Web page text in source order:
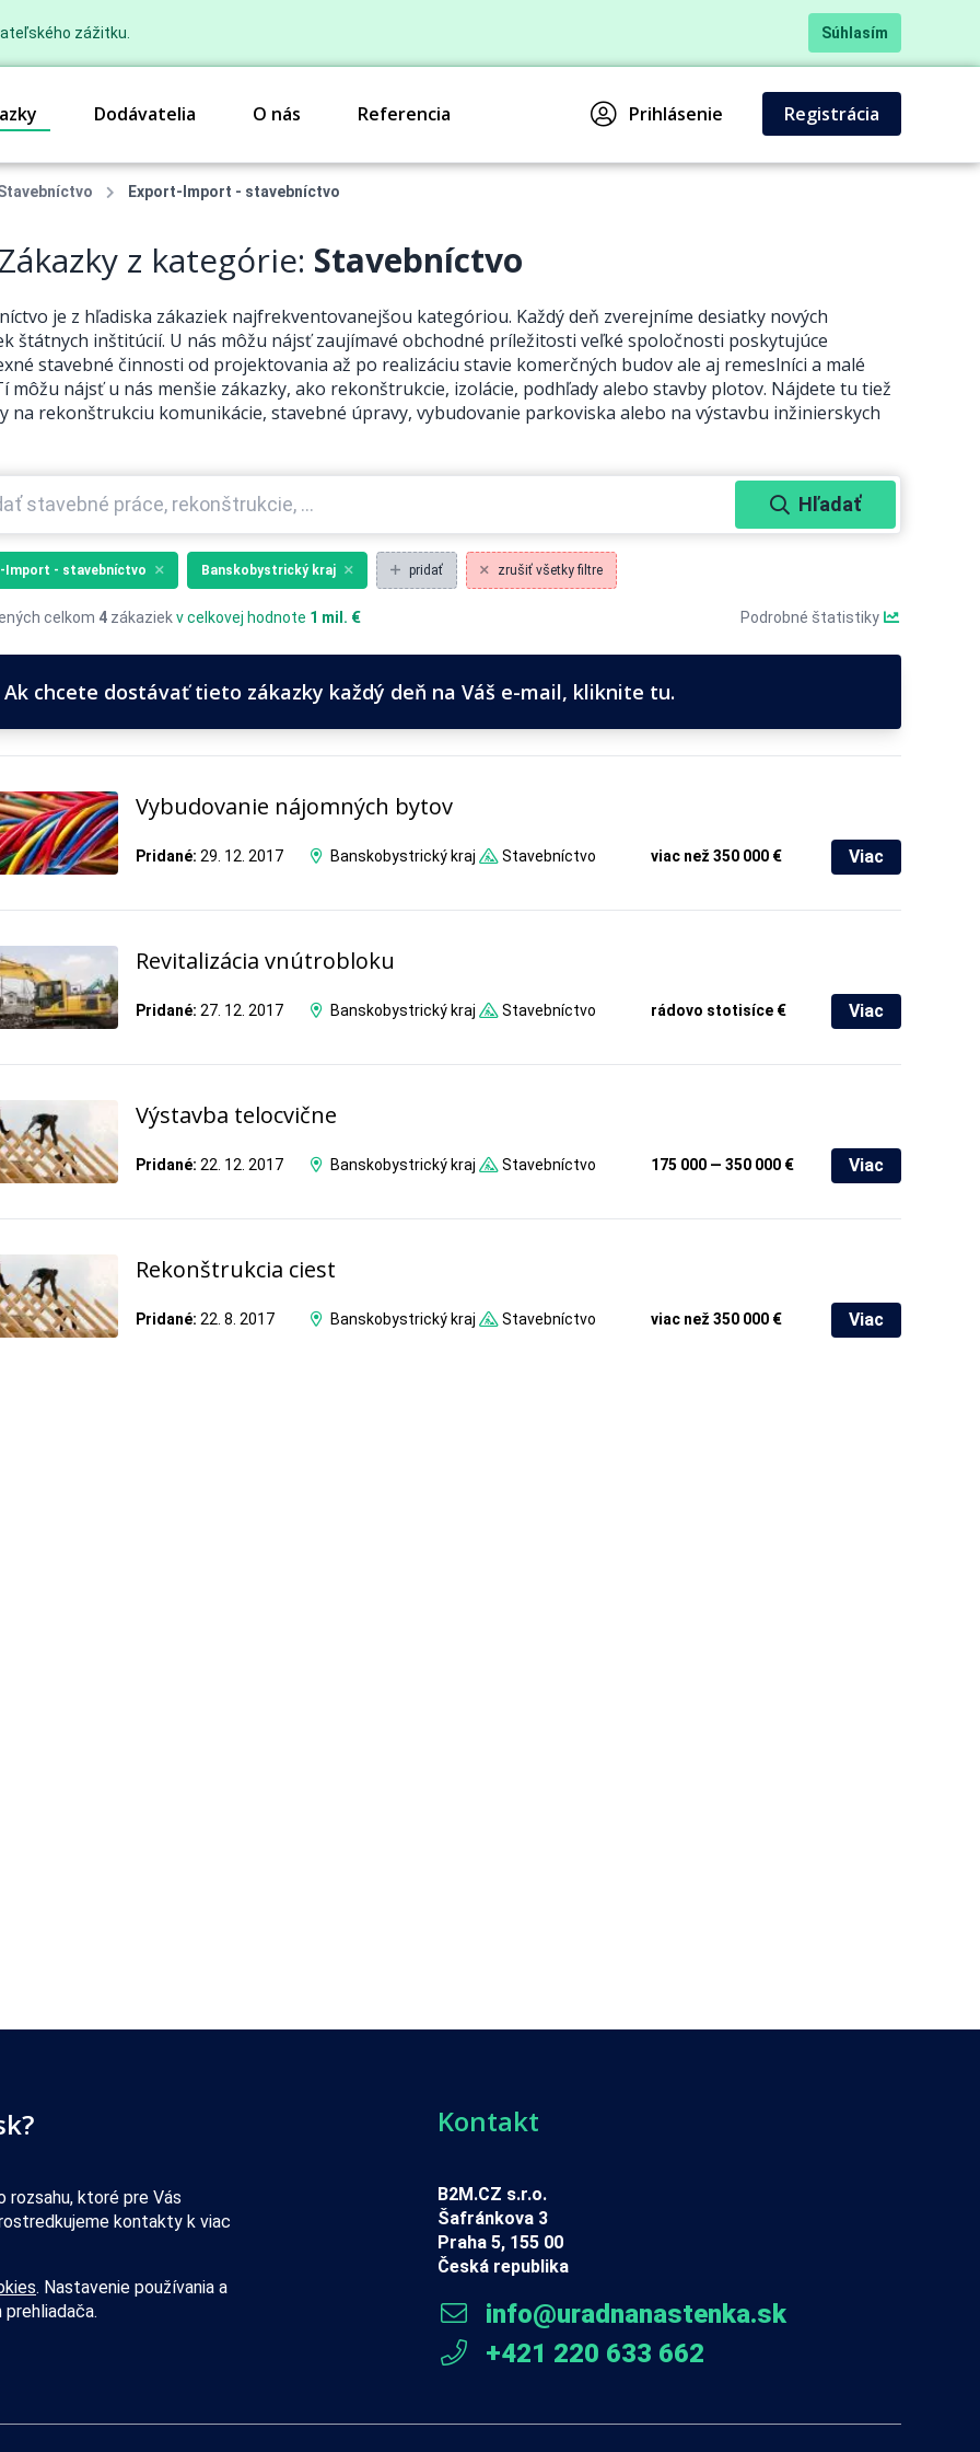
zážitku. Súhlasím
Dodávatelia O nás Referencia Prihlásenie Registrácia
Export-Import - stavebníctvo
Zákazky z kategórie: Stavebníctvo
je z hľadiska zákaziek najfrekventovanejšou kategóriou. Každý deň zverejníme desiatky nových
štátnych inštitúcií. U nás môžu nájsť zaujímavé obchodné príležitosti veľké spoločnosti poskytujúce
stavebné činnosti od projektovania až po realizáciu stavie komerčných budov ale aj remeslníci a malé
môžu nájsť u nás menšie zákazky, ako rekonštrukcie, izolácie, podhľady alebo stavby plotov. Nájdete tu tiež
na rekonštrukciu komunikácie, stavebné úpravy, vybudovanie parkoviska alebo na výstavbu inžinierskych
Hľadať
Import - stavebníctvo Banskobystrický kraj pridať zrušiť všetky filtre
celkom 4 zákaziekv celkovej hodnote 1 mil. € Podrobné štatistiky
Ak chcete dostávať tieto zákazky každý deň na Váš e-mail, kliknite tu.
Vybudovanie nájomných bytov
Pridané: 29. 12. 2017 Banskobystrický kraj Stavebníctvo viac než 350 000 € Viac
Revitalizácia vnútrobloku
Pridané: 27. 12. 2017 Banskobystrický kraj Stavebníctvo rádovo stotisíce € Viac
Výstavba telocvične
Pridané: 22. 12. 2017 Banskobystrický kraj Stavebníctvo 175 000 — 350 000 € Viac
Rekonštrukcia ciest
Pridané: 22. 8. 2017 Banskobystrický kraj Stavebníctvo viac než 350 000 € Viac
rozsahu, ktoré pre Vás
kontakty k viac
. Nastavenie používania a
Kontakt
B2M.CZ s.r.o.
Šafránkova 3
Praha 5, 155 00
Česká republika
info@uradnanastenka.sk
+421 220 633 662